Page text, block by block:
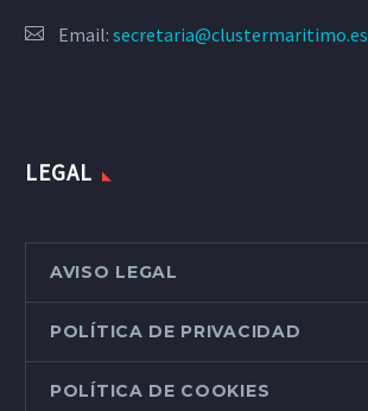
Email: secretaria@clustermaritimo.es
LEGAL
AVISO LEGAL
POLÍTICA DE PRIVACIDAD
POLÍTICA DE COOKIES